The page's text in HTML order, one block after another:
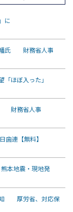
に
幡氏 財務省人事
ほぼ入った」
財務省人事
連【無料】
本地震・現地発
知 厚労省、対応保